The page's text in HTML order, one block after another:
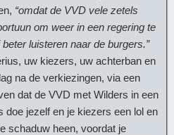
“omdat de VVD vele zetels
om weer in een regering te
luisteren naar de burgers.”
uw kiezers, uw achterban en
na de verkiezingen, via een
dat de VVD met Wilders in een
jezelf en je kiezers een lol en
schaduw heen, voordat je